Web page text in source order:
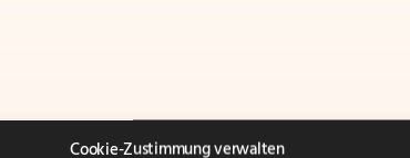
Cookie-Zustimmung verwalten